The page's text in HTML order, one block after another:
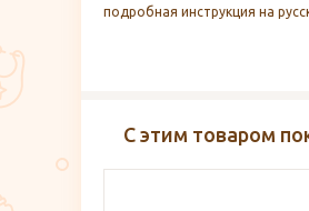
подробная инструкция на
С этим товаром